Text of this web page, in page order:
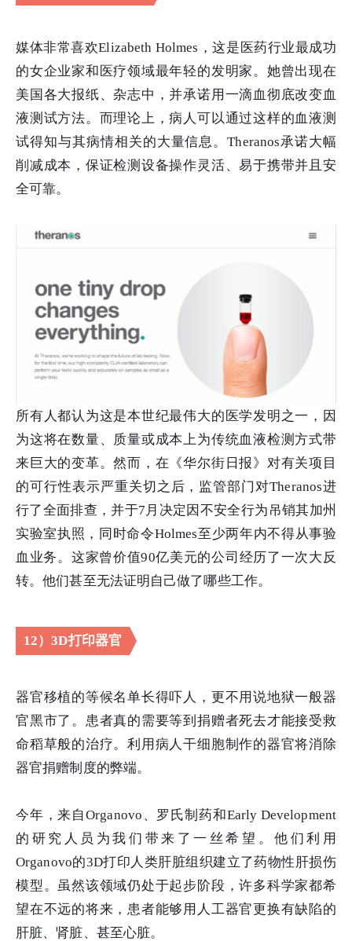
媒体非常喜欢Elizabeth Holmes，这是医药行业最成功
的女企业家和医疗领域最年轻的发明家。她曾出现在
美国各大报纸、杂志中，并承诺用一滴血彻底改变血
液测试方法。而理论上，病人可以通过这样的血液测
试得知与其病情相关的大量信息。Theranos承诺大幅
削减成本，保证检测设备操作灵活、易于携带并且安
全可靠。
所有人都认为这是本世纪最伟大的医学发明之一，因
为这将在数量、质量或成本上为传统血液检测方式带
来巨大的变革。然而，在《华尔街日报》对有关项目
的可行性表示严重关切之后，监管部门对Theranos进
行了全面排查，并于7月决定因不安全行为吊销其加州
实验室执照，同时命令Holmes至少两年内不得从事验
血业务。这家曾价值90亿美元的公司经历了一次大反
转。他们甚至无法证明自己做了哪些工作。
12）3D打印器官
器官移植的等候名单长得吓人，更不用说地狱一般器
官黑市了。患者真的需要等到捐赠者死去才能接受救
命稻草般的治疗。利用病人干细胞制作的器官将消除
器官捐赠制度的弊端。
今年，来自Organovo、罗氏制药和Early Development
的研究人员为我们带来了一丝希望。他们利用
Organovo的3D打印人类肝脏组织建立了药物性肝损伤
模型。虽然该领域仍处于起步阶段，许多科学家都希
望在不远的将来，患者能够用人工器官更换有缺陷的
肝脏、肾脏、甚至心脏。